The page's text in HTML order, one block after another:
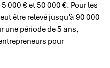
000 € et 50 000 €. Pour les
être relevé jusqu’à 90 000
une période de 5 ans,
pour